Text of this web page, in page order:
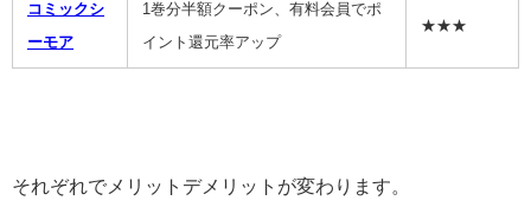
コミックシ
ーモア
1巻分半額クーポン、有料会員でポ
イント還元率アップ
★★★
それぞれでメリットデメリットが変わります。